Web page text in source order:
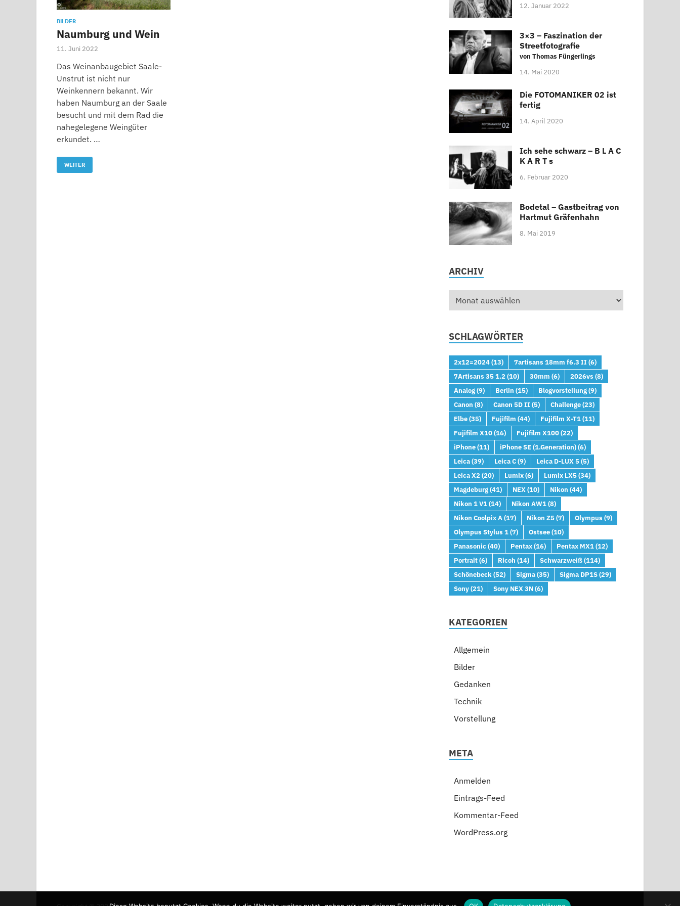
BILDER
Naumburg und Wein
11. Juni 2022
Das Weinanbaugebiet Saale-
Unstrut ist nicht nur
Weinkennern bekannt. Wir
haben Naumburg an der Saale
besucht und mit dem Rad die
nahegelegene Weingüter
erkundet. …
WEITER
12. Januar 2022
3×3 – Faszination der
Streetfotografie
von Thomas Füngerlings
14. Mai 2020
Die FOTOMANIKER 02 ist
fertig
14. April 2020
Ich sehe schwarz – B L A C
K A R T s
6. Februar 2020
Bodetal – Gastbeitrag von
Hartmut Gräfenhahn
8. Mai 2019
ARCHIV
SCHLAGWÖRTER
2x12=2024(13) 7artisans 18mm f6.3 II (6)
7Artisans 35 1.2(10) 30mm (6) 2026vs (8)
Analog(9) Berlin (15) Blogvorstellung(9)
Canon (8) Canon 5D II (5) Challenge(23)
Elbe(35) Fujifilm (44) Fujifilm X-T1(11)
Fujifilm X10(16) Fujifilm X100(22)
iPhone(11) iPhone SE (1.Generation)(6)
Leica(39) Leica C(9) Leica D-LUX 5(5)
Leica X2(20) Lumix(6) Lumix LX5(34)
Magdeburg(41) NEX(10) Nikon (44)
Nikon 1 V1(14) Nikon AW1(8)
Nikon Coolpix A(17) Nikon Z5(7) Olympus (9)
Olympus Stylus 1(7) Ostsee(10)
Panasonic(40) Pentax(16) Pentax MX1(12)
Portrait(6) Ricoh (14) Schwarzweiß(114)
Schönebeck(52) Sigma(35) Sigma DP1S(29)
Sony(21) Sony NEX 3N(6)
KATEGORIEN
Allgemein
Bilder
Gedanken
Technik
Vorstellung
META
Anmelden
Eintrags-Feed
Kommentar-Feed
WordPress.org